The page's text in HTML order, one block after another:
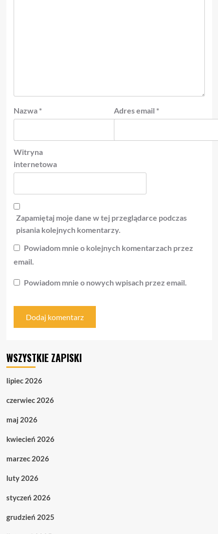
Nazwa * Adres email *
Witryna
internetowa
Zapamiętaj moje dane w tej przeglądarce podczas
pisania kolejnych komentarzy.
Powiadom mnie o kolejnych komentarzach przez
email.
Powiadom mnie o nowych wpisach przez email.
WSZYSTKIE ZAPISKI
lipiec 2026
czerwiec 2026
maj 2026
kwiecień 2026
marzec 2026
luty 2026
styczeń 2026
grudzień 2025